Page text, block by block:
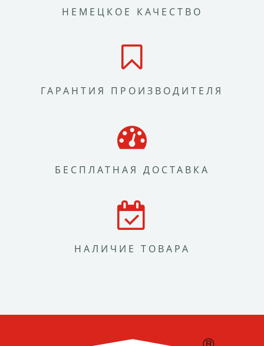
НЕМЕЦКОЕ КАЧЕСТВО
ГАРАНТИЯ ПРОИЗВОДИТЕЛЯ
БЕСПЛАТНАЯ ДОСТАВКА
НАЛИЧИЕ ТОВАРА